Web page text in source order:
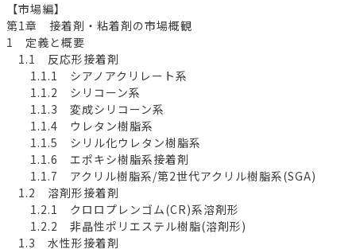
【市場編】
第1章 接着剤・粘着剤の市場概観
1 定義と概要
1.1 反応形接着剤
1.1.1 シアノアクリレート系
1.1.2 シリコーン系
1.1.3 変成シリコーン系
1.1.4 ウレタン樹脂系
1.1.5 シリル化ウレタン樹脂系
1.1.6 エポキシ樹脂系接着剤
1.1.7 アクリル樹脂系/第2世代アクリル樹脂系(SGA)
1.2 溶剤形接着剤
1.2.1 クロロプレンゴム(CR)系溶剤形
1.2.2 非晶性ポリエステル樹脂(溶剤形)
1.3 水性形接着剤